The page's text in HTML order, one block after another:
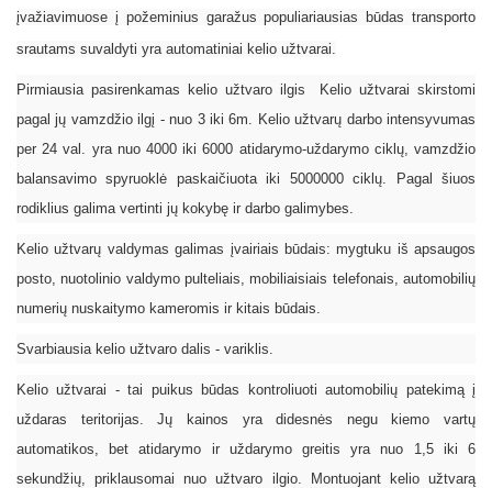
įvažiavimuose į požeminius garažus populiariausias būdas transporto
srautams suvaldyti yra automatiniai kelio užtvarai.
Pirmiausia pasirenkamas kelio užtvaro ilgis Kelio užtvarai skirstomi
pagal jų vamzdžio ilgį - nuo 3 iki 6m. Kelio užtvarų darbo intensyvumas
per 24 val. yra nuo 4000 iki 6000 atidarymo-uždarymo ciklų, vamzdžio
balansavimo spyruoklė paskaičiuota iki 5000000 ciklų. Pagal šiuos
rodiklius galima vertinti jų kokybę ir darbo galimybes.
Kelio užtvarų valdymas galimas įvairiais būdais: mygtuku iš apsaugos
posto, nuotolinio valdymo pulteliais, mobiliaisiais telefonais, automobilių
numerių nuskaitymo kameromis ir kitais būdais.
Svarbiausia kelio užtvaro dalis - variklis.
Kelio užtvarai - tai puikus būdas kontroliuoti automobilių patekimą į
uždaras teritorijas. Jų kainos yra didesnės negu kiemo vartų
automatikos, bet atidarymo ir uždarymo greitis yra nuo 1,5 iki 6
sekundžių, priklausomai nuo užtvaro ilgio. Montuojant kelio užtvarą